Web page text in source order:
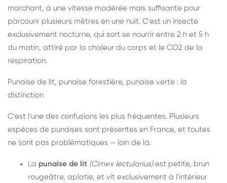
marchant, à une vitesse modérée mais suffisante pour
parcourir plusieurs mètres en une nuit. C'est un insecte
exclusivement nocturne, qui sort se nourrir entre 2 h et 5 h
du matin, attiré par la chaleur du corps et le CO2 de la
respiration.
Punaise de lit, punaise forestière, punaise verte : la
distinction
C'est l'une des confusions les plus fréquentes. Plusieurs
espèces de punaises sont présentes en France, et toutes
ne sont pas problématiques — loin de là.
La punaise de lit (Cimex lectularius)est petite, brun
rougeâtre, aplatie, et vit exclusivement à l'intérieur